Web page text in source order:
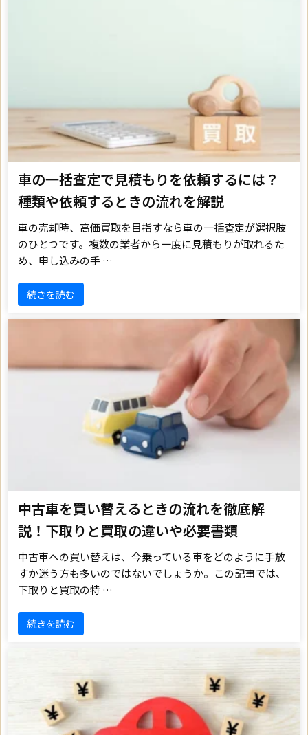
車の一括査定で見積もりを依頼するには？
種類や依頼するときの流れを解説
車の売却時、高価買取を目指すなら車の一括査定が選択肢
のひとつです。複数の業者から一度に見積もりが取れるた
め、申し込みの手 …
続きを読む
中古車を買い替えるときの流れを徹底解
説！下取りと買取の違いや必要書類
中古車への買い替えは、今乗っている車をどのように手放
すか迷う方も多いのではないでしょうか。この記事では、
下取りと買取の特 …
続きを読む